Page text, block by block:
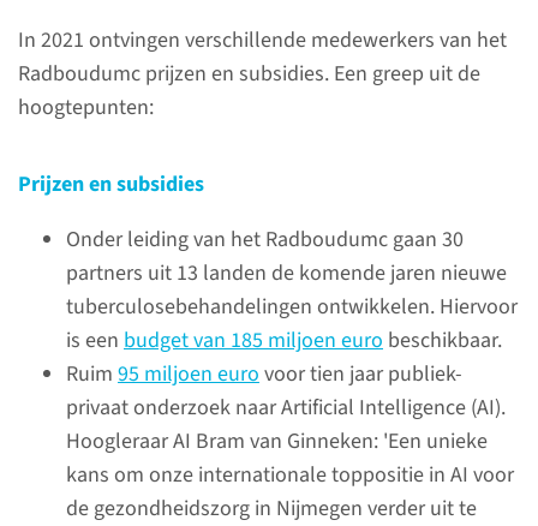
In 2021 ontvingen verschillende medewerkers van het
Radboudumc prijzen en subsidies. Een greep uit de
hoogtepunten:
Prijzen en subsidies
Onder leiding van het Radboudumc gaan 30
partners uit 13 landen de komende jaren nieuwe
tuberculosebehandelingen ontwikkelen. Hiervoor
is een budget van 185 miljoen euro beschikbaar.
Ruim 95 miljoen eurovoor tien jaar publiek-
privaat onderzoek naar Artificial Intelligence (AI).
Hoogleraar AI Bram van Ginneken: 'Een unieke
kans om onze internationale toppositie in AI voor
de gezondheidszorg in Nijmegen verder uit te
Over het Radboudumc
Onze impact in 2021
Onze impact voor onderzoekers
'Ze denken soms dat ik
een tovenares ben'
Een 3D-geprinte prothese
in de jungle